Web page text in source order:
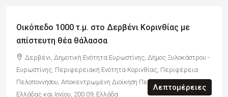
Οικόπεδο 1000 τ.μ. στο Δερβένι Κορινθίας με
απίστευτη θέα θάλασσα
Δερβένι, Δημοτική Ενότητα Ευρωστίνης, Δήμος Ξυλοκάστρου -
Ευρωστίνης, Περιφερειακή Ενότητα Κορινθίας, Περιφέρεια
Πελοποννήσου, Αποκεντρωμένη Διοίκηση Πελοποννήσου, Δυτικής
Ελλάδας και Ιονίου, 200 09, Ελλάδα
Λεπτομέρειες